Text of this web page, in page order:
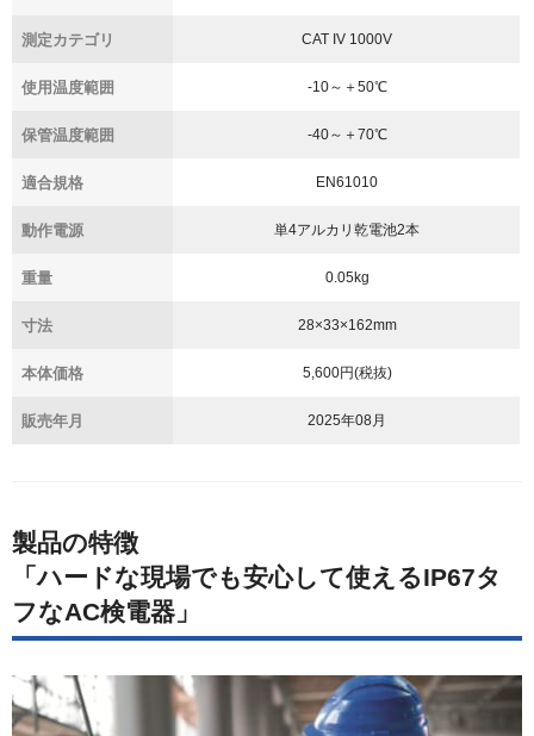
測定カテゴリ CAT IV 1000V
使用温度範囲 -10～＋50℃
保管温度範囲 -40～＋70℃
適合規格 EN61010
動作電源 単4アルカリ乾電池2本
重量 0.05kg
寸法 28×33×162mm
本体価格 5,600円(税抜)
販売年月 2025年08月
製品の特徴
「ハードな現場でも安心して使えるIP67タ
フなAC検電器」